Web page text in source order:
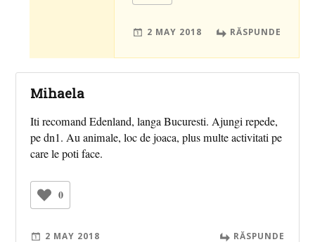
2 MAY 2018 RĂSPUNDE
Mihaela
Iti recomand Edenland, langa Bucuresti. Ajungi repede,
pe dn1. Au animale, loc de joaca, plus multe activitati pe
care le poti face.
0
2 MAY 2018 RĂSPUNDE